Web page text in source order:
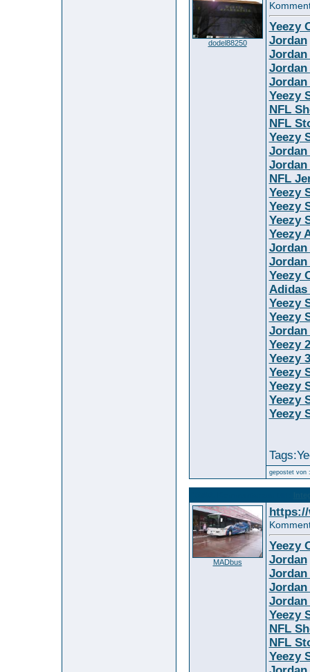
dodel88250
Yeezy
Jordan
Jordan
Jordan
Jordan
Yeezy
NFL
NFL
Yeezy
Jordan
Jordan
NFL
Yeezy
Yeezy
Yeezy
Yeezy
Jordan
Jordan
Yeezy
Adidas
Yeezy
Yeezy
Jordan
Yeezy
Yeezy
Yeezy
Yeezy
Yeezy
Yeezy
gepostet von
MADbus
Yeezy
Jordan
Jordan
Jordan
Jordan
Yeezy
NFL
NFL
Yeezy